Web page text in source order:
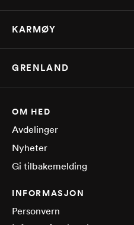
KARMØY
GRENLAND
OM HED
Avdelinger
Nyheter
Gi tilbakemelding
INFORMASJON
Personvern